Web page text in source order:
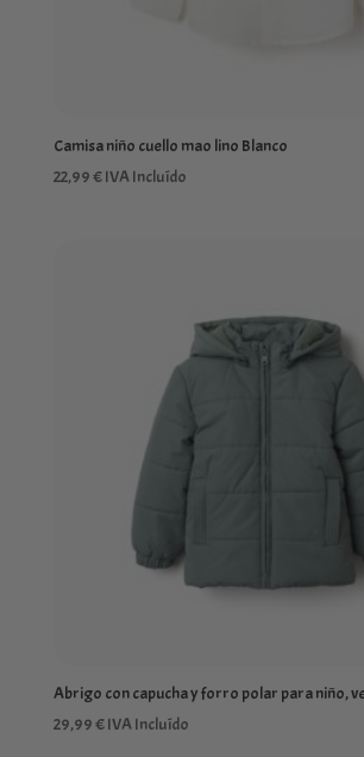
Camisa niño cuello mao lino Blanco
22,99€IVA Incluído
Abrigo con capucha y forro polar para niño,
29,99€IVA Incluído